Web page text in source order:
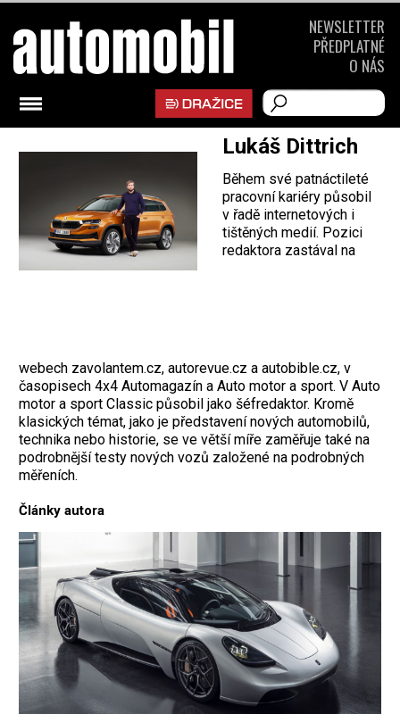
Lukáš Dittrich
Během své patnáctileté
pracovní kariéry působil
v řadě internetových i
tištěných medií. Pozici
redaktora zastával na
webech zavolantem.cz, autorevue.cz a autobible.cz, v
časopisech 4x4 Automagazín a Auto motor a sport. V Auto
motor a sport Classic působil jako šéfredaktor. Kromě
klasických témat, jako je představení nových automobilů,
technika nebo historie, se ve větší míře zaměřuje také na
podrobnější testy nových vozů založené na podrobných
měřeních.
Články autora
NEWSLETTER
PŘEDPLATNÉ
O NÁS